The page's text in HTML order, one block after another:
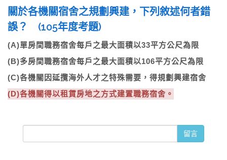
關於各機關宿舍之規劃興建，下列敘述何者錯
誤？ (105年度考題)
(A)單房間職務宿舍每戶之最大面積以33平方公尺為限
(B)多房間職務宿舍每戶之最大面積以106平方公尺為限
(C)各機關因延攬海外人才之特殊需要，得規劃興建宿舍
(D)各機關得以租賃房地之方式建置職務宿舍。
留言